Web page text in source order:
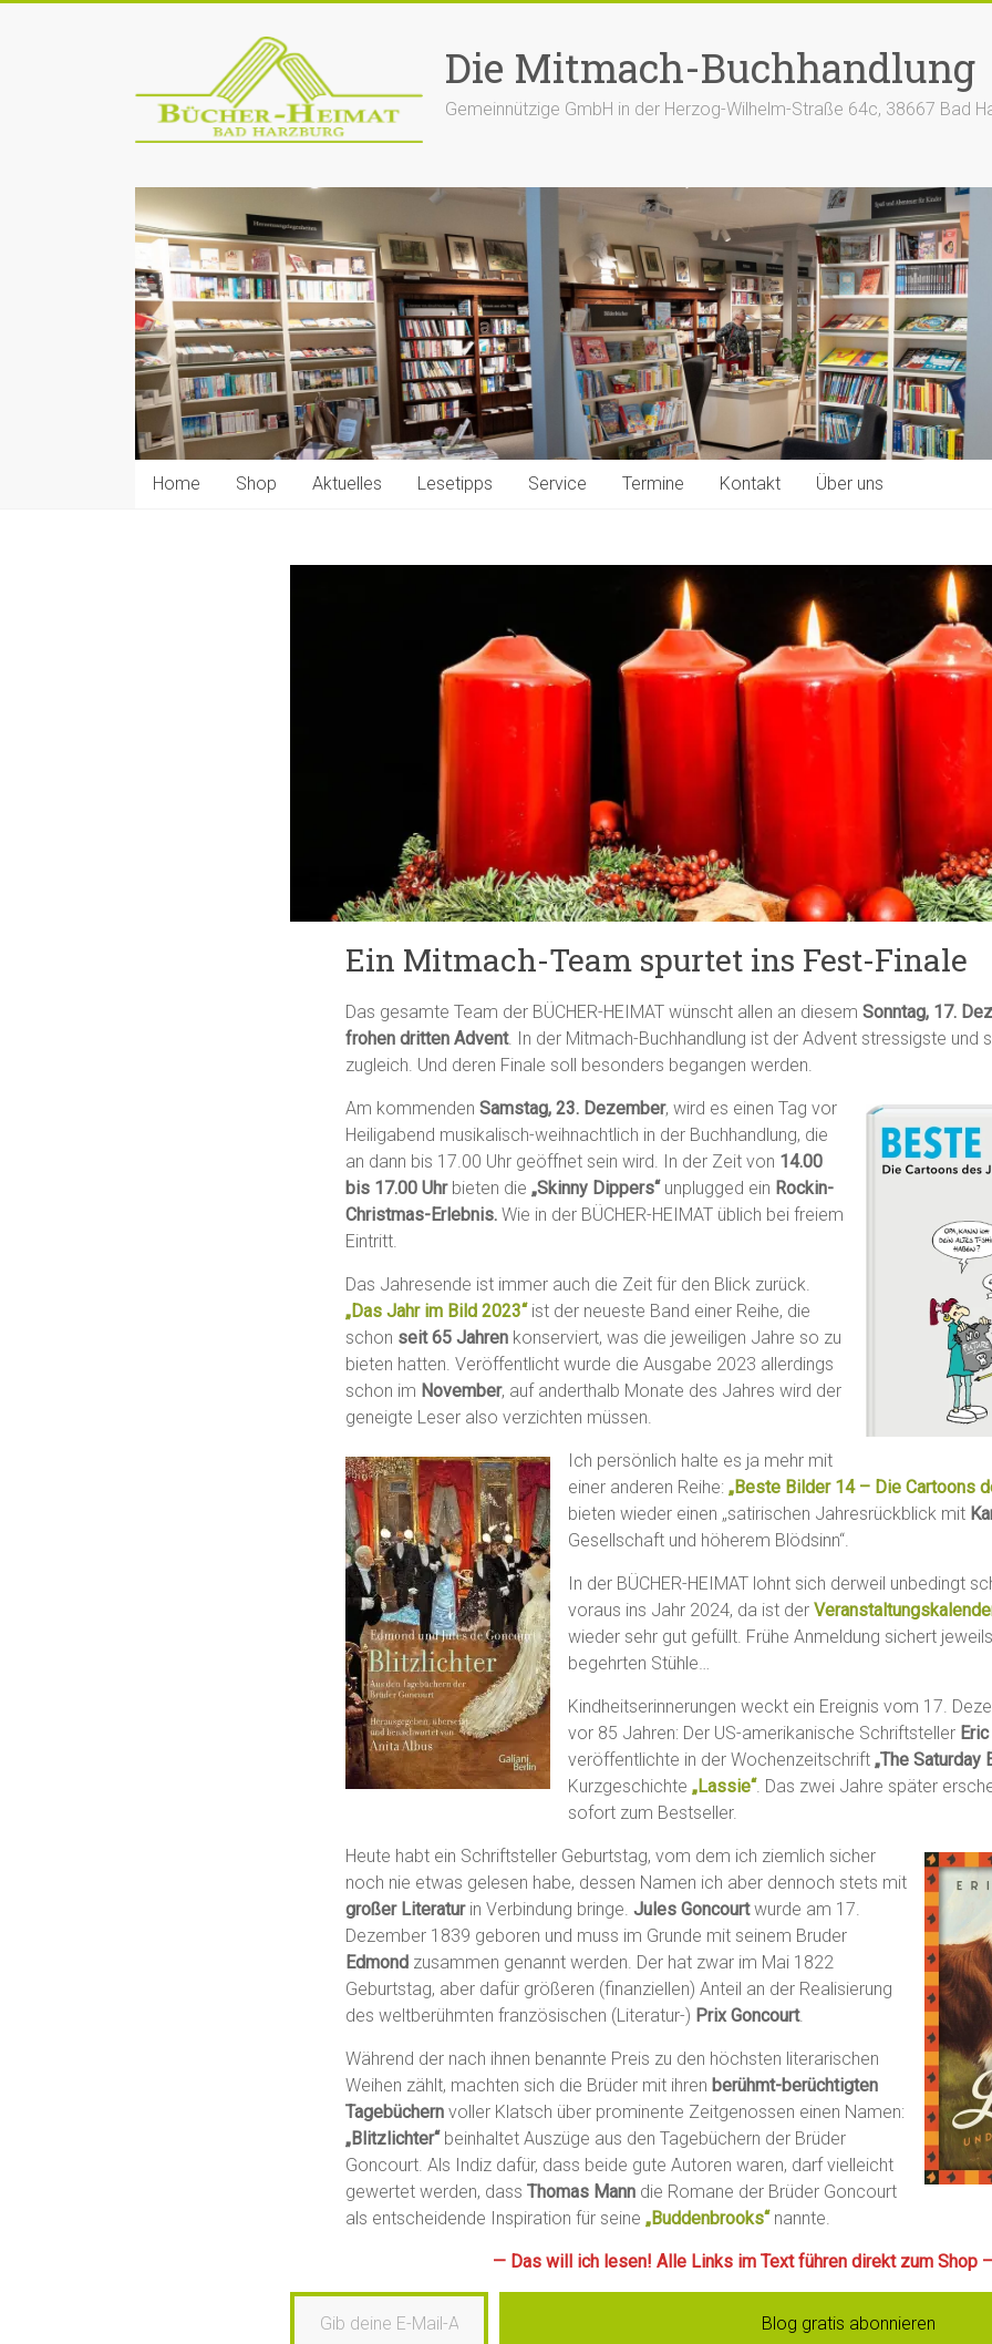
Die Mitmach-Buchhandlung
Gemeinnützige GmbH in der Herzog-Wilhelm-Straße 64c, 38667 Bad
Home Shop Aktuelles Lesetipps Service Termine Kontakt Über uns
Ein Mitmach-Team spurtet ins Fest-Finale
Das gesamte Team der BÜCHER-HEIMAT wünscht allen an diesem Sonntag, 17.
frohen dritten Advent. In der Mitmach-Buchhandlung ist der Advent stressigste und
zugleich. Und deren Finale soll besonders begangen werden.
Am kommenden Samstag, 23. Dezember, wird es einen Tag vor
Heiligabend musikalisch-weihnachtlich in der Buchhandlung, die
an dann bis 17.00 Uhr geöffnet sein wird. In der Zeit von 14.00
bis 17.00 Uhrbieten die „Skinny Dippers“ unplugged ein Rockin-
Christmas-Erlebnis. Wie in der BÜCHER-HEIMAT üblich bei freiem
Eintritt.
Das Jahresende ist immer auch die Zeit für den Blick zurück.
„Das Jahr im Bild 2023“ ist der neueste Band einer Reihe, die
schon seit 65 Jahren konserviert, was die jeweiligen Jahre so zu
bieten hatten. Veröffentlicht wurde die Ausgabe 2023 allerdings
schon im November, auf anderthalb Monate des Jahres wird der
geneigte Leser also verzichten müssen.
Ich persönlich halte es ja mehr mit
einer anderen Reihe: „Beste Bilder 14 – Die Cartoons
bieten wieder einen „satirischen Jahresrückblick mit
Gesellschaft und höherem Blödsinn“.
In der BÜCHER-HEIMAT lohnt sich derweil unbedingt
voraus ins Jahr 2024, da ist der
wieder sehr gut gefüllt. Frühe Anmeldung sichert
begehrten Stühle…
Kindheitserinnerungen weckt ein Ereignis vom 17.
vor 85 Jahren: Der US-amerikanische Schriftsteller
veröffentlichte in der Wochenzeitschrift „The Saturday
Kurzgeschichte „Lassie“. Das zwei Jahre später
sofort zum Bestseller.
Heute habt ein Schriftsteller Geburtstag, vom dem ich ziemlich sicher
noch nie etwas gelesen habe, dessen Namen ich aber dennoch stets mit
großer Literaturin Verbindung bringe. Jules Goncourtwurde am 17.
Dezember 1839 geboren und muss im Grunde mit seinem Bruder
Edmond zusammen genannt werden. Der hat zwar im Mai 1822
Geburtstag, aber dafür größeren (finanziellen) Anteil an der Realisierung
des weltberühmten französischen (Literatur-) Prix Goncourt.
Während der nach ihnen benannte Preis zu den höchsten literarischen
Weihen zählt, machten sich die Brüder mit ihren berühmt-berüchtigten
Tagebüchern voller Klatsch über prominente Zeitgenossen einen Namen:
„Blitzlichter“ beinhaltet Auszüge aus den Tagebüchern der Brüder
Goncourt. Als Indiz dafür, dass beide gute Autoren waren, darf vielleicht
gewertet werden, dass Thomas Mann die Romane der Brüder Goncourt
als entscheidende Inspiration für seine „Buddenbrooks“ nannte.
— Das will ich lesen! Alle Links im Text führen direkt zum Shop
Gib deine E-Mail-Adresse ein …
Blog gratis abonnieren